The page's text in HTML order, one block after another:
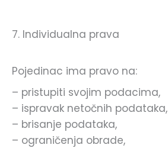
7. Individualna prava
Pojedinac ima pravo na:
– pristupiti svojim podacima,
– ispravak netočnih podataka,
– brisanje podataka,
– ograničenja obrade,